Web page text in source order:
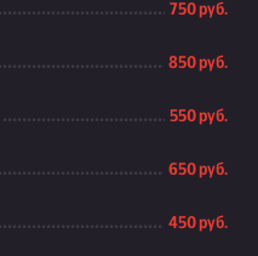
750 руб.
850 руб.
550 руб.
650 руб.
450 руб.